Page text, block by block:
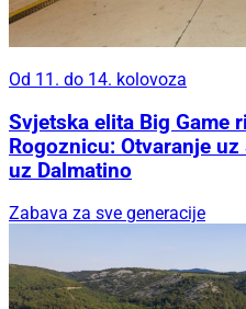
Od 11. do 14. kolovoza
Svjetska elita Big Game
Rogoznicu: Otvaranje
uz Dalmatino
Zabava za sve generacije